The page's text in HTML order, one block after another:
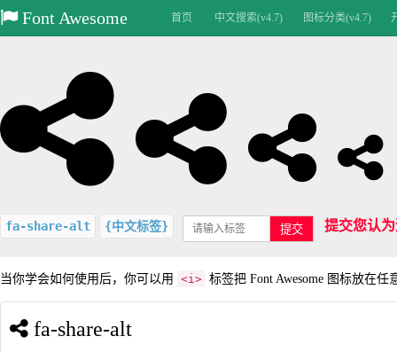
Font Awesome 首页 中文搜索(v4.7) 图标分类(v4.7)
fa-share-alt {中文标签} 提交 提交您认
当你学会如何使用后，你可以用 <i> 标签把 Font Awesome 图标放在任
fa-share-alt